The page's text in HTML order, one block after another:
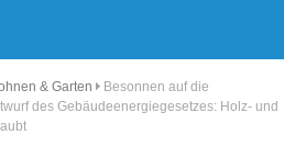
& Garten
Besonnen auf die
des Gebäudeenergiegesetzes: Holz- und